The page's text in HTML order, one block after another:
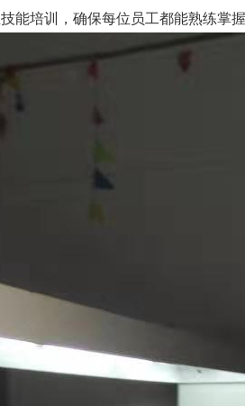
能培训，确保每位员工都能熟练掌握